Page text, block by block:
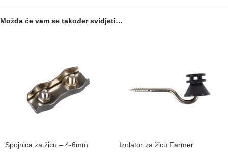
Možda će vam se također svidjeti…
Spojnica za žicu – 4-6mm Izolator za žicu Farmer